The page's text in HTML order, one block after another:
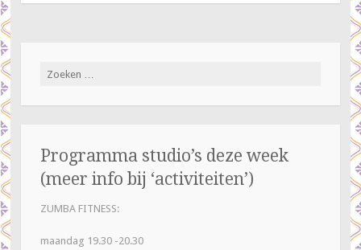
Zoeken
Programma studio’s deze week
(meer info bij ‘activiteiten’)
ZUMBA FITNESS:
maandag 19.30 -20.30